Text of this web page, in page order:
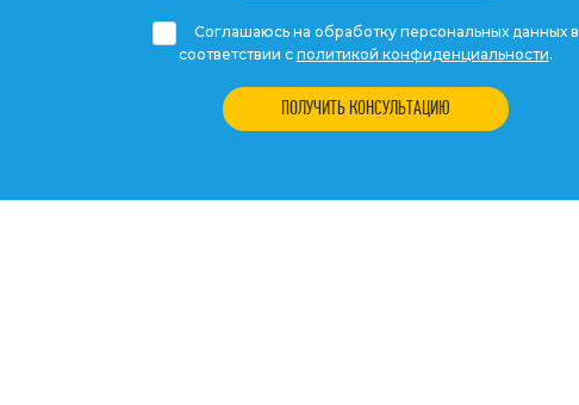
Соглашаюсь на обработку персональных данных в
соответствии с политикой конфиденциальности.
ПОЛУЧИТЬ КОНСУЛЬТАЦИЮ